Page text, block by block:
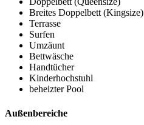
Breites Doppelbett (Kingsize)
Terrasse
Surfen
Umzäunt
Bettwäsche
Handtücher
Kinderhochstuhl
beheizter Pool
Außenbereiche